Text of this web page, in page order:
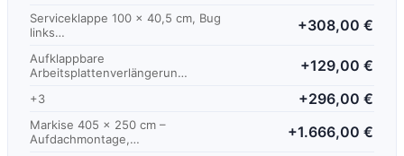
Serviceklappe 100 x 40,5 cm, Bug
links…
+308,00 €
Aufklappbare
Arbeitsplattenverlängerun…
+129,00 €
+3 +296,00 €
Markise 405 x 250 cm –
Aufdachmontage,…
+1.666,00 €